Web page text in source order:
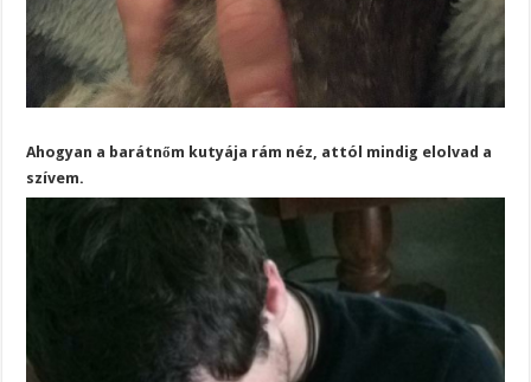
Ahogyan a barátnőm kutyája rám néz, attól mindig elolvad a
szívem.